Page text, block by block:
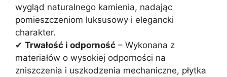
wygląd naturalnego kamienia, nadając
pomieszczeniom luksusowy i elegancki
charakter.
✔ Trwałość i odporność – Wykonana z
materiałów o wysokiej odporności na
zniszczenia i uszkodzenia mechaniczne, płytka